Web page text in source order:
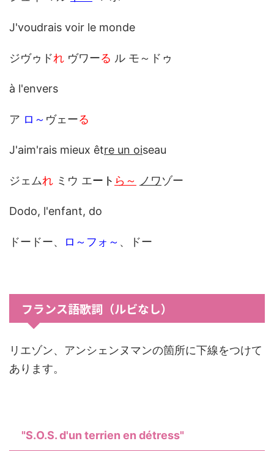
J'voudrais voir le monde
ジヴゥドれ ヴワーる ル モ～ドゥ
à l'envers
ア ロ～ ヴェーる
J'aim'rais mieux être un oiseau
ジェムれ ミウ エート ら～ ノワゾー
Dodo, l'enfant, do
ドードー、 ロ～フォ～ 、ドー
フランス語歌詞（ルビなし）
リエゾン、アンシェンヌマンの箇所に下線をつけて
あります。
"S.O.S. d'un terrien en détress"